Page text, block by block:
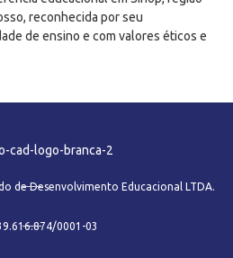
reconhecida por seu
de ensino e com valores éticos e
de Desenvolvimento Educacional LTDA.
0001-03